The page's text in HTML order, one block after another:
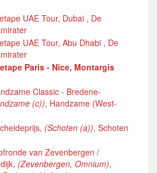
UAE Tour, Dubai , De
UAE Tour, Abu Dhabi , De
Paris - Nice, Montargis
Classic - Bredene-
(c)), Handzame (West-
(Schoten (a)), Schoten
van Zevenbergen /
(Zevenbergen, Omnium),